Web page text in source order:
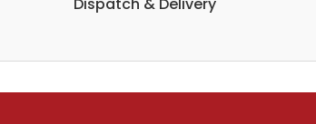
Dispatch & Delivery